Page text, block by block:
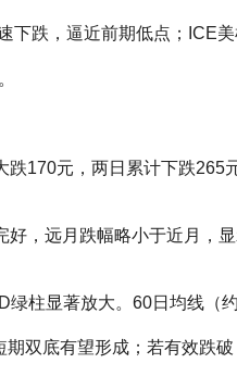
跌，逼近前期低点；ICE
170元，两日累计下跌
，远月跌幅略小于近月，
柱显著放大。60日均线（
双底有望形成；若有效跌破